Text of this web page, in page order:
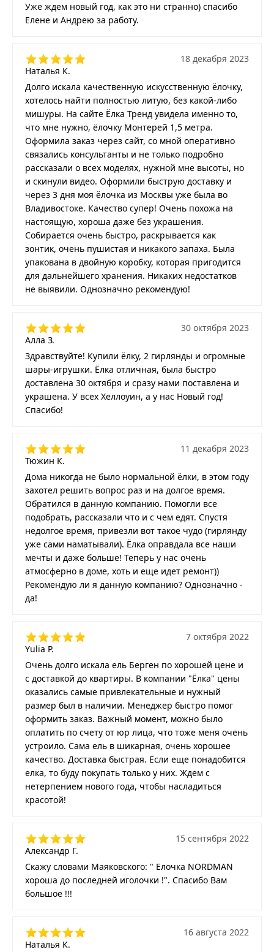
Уже ждем новый год, как это ни странно) спасибо
Елене и Андрею за работу.
Наталья К.
18 декабря 2023
Долго искала качественную искусственную ёлочку,
хотелось найти полностью литую, без какой-либо
мишуры. На сайте Ёлка Тренд увидела именно то,
что мне нужно, ёлочку Монтерей 1,5 метра.
Оформила заказ через сайт, со мной оперативно
связались консультанты и не только подробно
рассказали о всех моделях, нужной мне высоты, но
и скинули видео. Оформили быструю доставку и
через 3 дня моя ёлочка из Москвы уже была во
Владивостоке. Качество супер! Очень похожа на
настоящую, хороша даже без украшения.
Собирается очень быстро, раскрывается как
зонтик, очень пушистая и никакого запаха. Была
упакована в двойную коробку, которая пригодится
для дальнейшего хранения. Никаких недостатков
не выявили. Однозначно рекомендую!
Алла З.
30 октября 2023
Здравствуйте! Купили ёлку, 2 гирлянды и огромные
шары-игрушки. Ёлка отличная, была быстро
доставлена 30 октября и сразу нами поставлена и
украшена. У всех Хеллоуин, а у нас Новый год!
Спасибо!
Тюжин К.
11 декабря 2023
Дома никогда не было нормальной ёлки, в этом году
захотел решить вопрос раз и на долгое время.
Обратился в данную компанию. Помогли все
подобрать, рассказали что и с чем едят. Спустя
недолгое время, привезли вот такое чудо (гирлянду
уже сами наматывали). Ёлка оправдала все наши
мечты и даже больше! Теперь у нас очень
атмосферно в доме, хоть и еще идет ремонт))
Рекомендую ли я данную компанию? Однозначно -
да!
Yulia P.
7 октября 2022
Очень долго искала ель Берген по хорошей цене и
с доставкой до квартиры. В компании "Ёлка" цены
оказались самые привлекательные и нужный
размер был в наличии. Менеджер быстро помог
оформить заказ. Важный момент, можно было
оплатить по счету от юр лица, что тоже меня очень
устроило. Сама ель в шикарная, очень хорошее
качество. Доставка быстрая. Если еще понадобится
елка, то буду покупать только у них. Ждем с
нетерпением нового года, чтобы насладиться
красотой!
Александр Г.
15 сентября 2022
Скажу словами Маяковского: " Елочка NORDMAN
хороша до последней иголочки !". Спасибо Вам
большое !!!
Наталья К.
16 августа 2022